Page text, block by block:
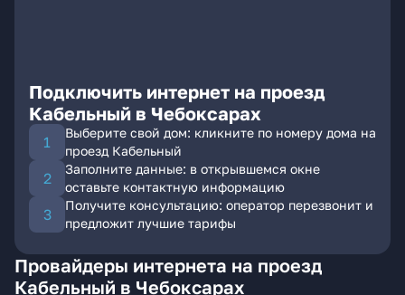
Подключить интернет на проезд
Кабельный в Чебоксарах
Выберите свой дом: кликните по номеру дома на
проезд Кабельный
Заполните данные: в открывшемся окне
оставьте контактную информацию
Получите консультацию: оператор перезвонит и
предложит лучшие тарифы
Провайдеры интернета на проезд
Кабельный в Чебоксарах